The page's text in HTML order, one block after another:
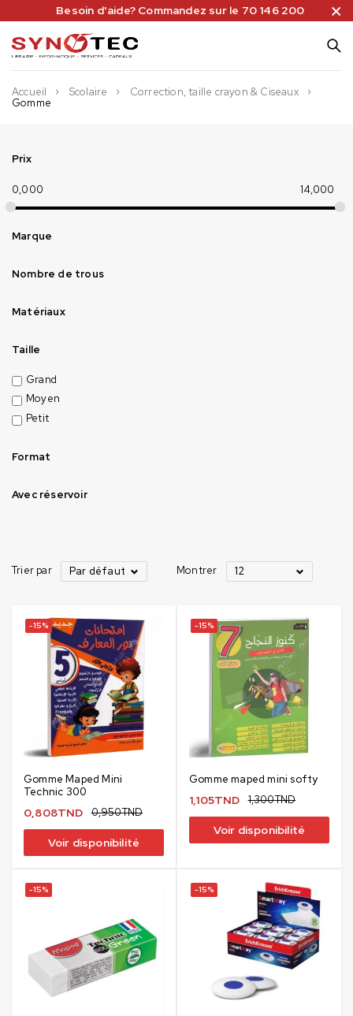
Besoin d'aide? Commandez sur le 70 146 200
Accueil Scolaire
Correction, taille crayon & Ciseaux
Gomme
Prix
0,000 14,000
Marque
Nombre de trous
Matériaux
Taille
Grand
Moyen
Petit
Format
Avec réservoir
Trier par Par défaut Montrer 12
-15%
Gomme Maped Mini
Technic 300
0,950TND
0,808TND
Voir disponibilité
-15%
Gomme maped mini softy
1,300TND
1,105TND
Voir disponibilité
-15% -15%